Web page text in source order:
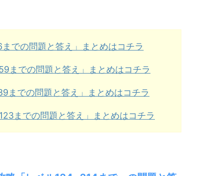
での問題と答え」まとめはコチラ
までの問題と答え」まとめはコチラ
までの問題と答え」まとめはコチラ
までの問題と答え」まとめはコチラ